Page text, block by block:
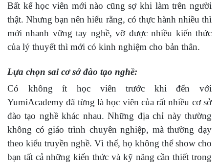
Bất kể học viên mới nào cũng sợ khi làm trên người
thật. Nhưng bạn nên hiểu rằng, có thực hành nhiều thì
mới nhanh vững tay nghề, vỡ được nhiều kiến thức
của lý thuyết thì mới có kinh nghiệm cho bản thân.
Lựa chọn sai cơ sở đào tạo nghề:
Có không ít học viên trước khi đến với
YumiAcademy đã từng là học viên của rất nhiều cơ sở
đào tạo nghề khác nhau. Những địa chỉ này thường
không có giáo trình chuyên nghiệp, mà thường dạy
theo kiểu truyền nghề. Vì thế, họ không thể show cho
bạn tất cả những kiến thức và kỹ năng cần thiết trong